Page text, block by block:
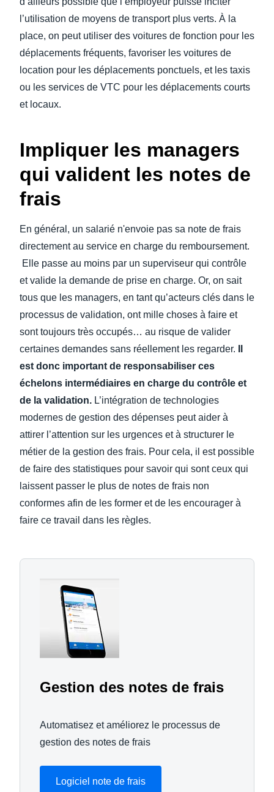
l’utilisation de moyens de transport plus verts. À la
place, on peut utiliser des voitures de fonction pour les
déplacements fréquents, favoriser les voitures de
location pour les déplacements ponctuels, et les taxis
ou les services de VTC pour les déplacements courts
et locaux.
Impliquer les managers
qui valident les notes de
frais
En général, un salarié n'envoie pas sa note de frais
directement au service en charge du remboursement.
Elle passe au moins par un superviseur qui contrôle
et valide la demande de prise en charge. Or, on sait
tous que les managers, en tant qu’acteurs clés dans le
processus de validation, ont mille choses à faire et
sont toujours très occupés… au risque de valider
certaines demandes sans réellement les regarder.
est donc important de responsabiliser ces
échelons intermédiaires en charge du contrôle et
de la validation. L’intégration de technologies
modernes de gestion des dépenses peut aider à
attirer l’attention sur les urgences et à structurer le
métier de la gestion des frais. Pour cela, il est possible
de faire des statistiques pour savoir qui sont ceux qui
laissent passer le plus de notes de frais non
conformes afin de les former et de les encourager à
faire ce travail dans les règles.
Gestion des notes de frais
Automatisez et améliorez le processus de
gestion des notes de frais
Logiciel note de frais